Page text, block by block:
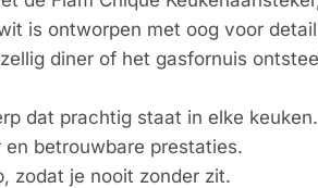
is ontworpen met oog voor
diner of het gasfornuis
dat prachtig staat in elke keuken.
betrouwbare prestaties.
zodat je nooit zonder zit.